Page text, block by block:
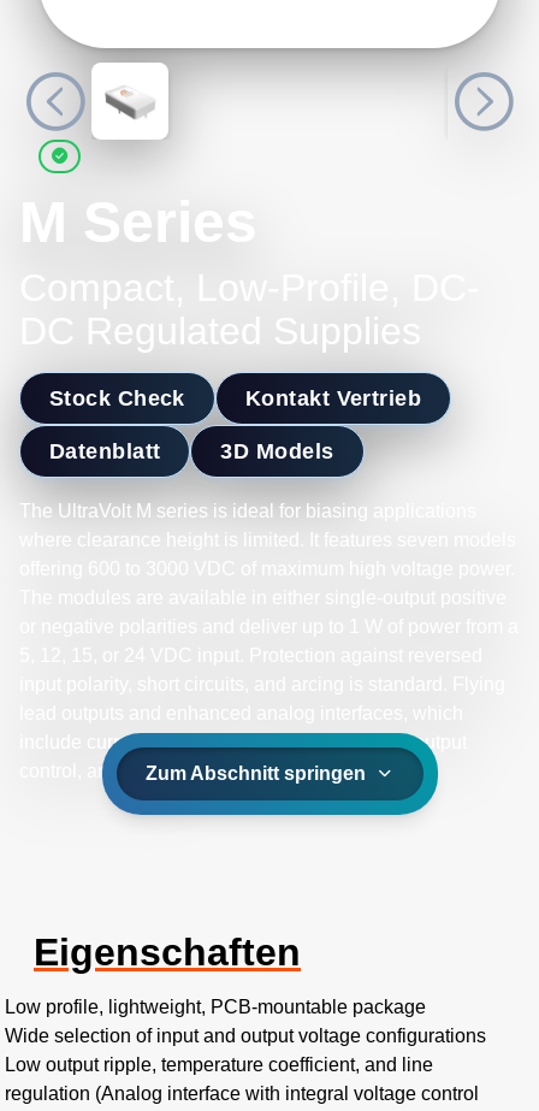
M Series
Compact, Low-Profile, DC-
DC Regulated Supplies
Stock Check Kontakt Vertrieb
Datenblatt 3D Models
The UltraVolt M series is ideal for biasing applications
where clearance height is limited. It features seven models
include current monitoring and enable/disable output
control, are available.Zum Abschnitt springen
Eigenschaften
Low profile, lightweight, PCB-mountable package
Wide selection of input and output voltage configurations
Low output ripple, temperature coefficient, and line
regulation (Analog interface with integral voltage control